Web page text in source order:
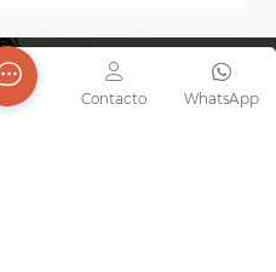
WhatsApp
Contacto